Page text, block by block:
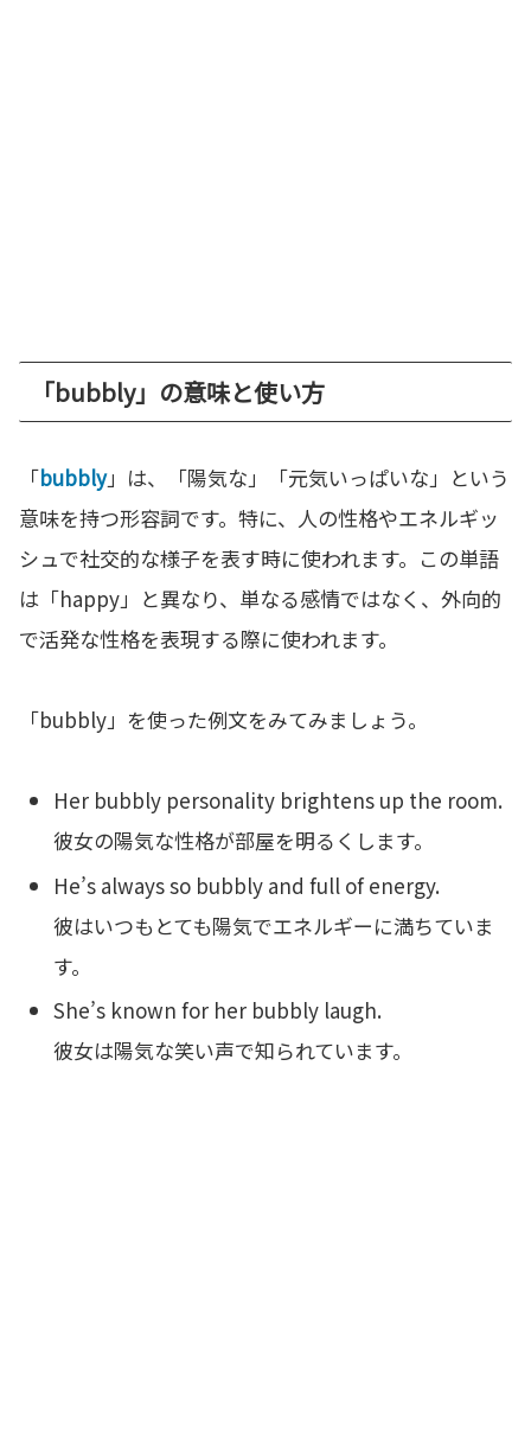
「bubbly」の意味と使い方
「bubbly」は、「陽気な」「元気いっぱいな」という
意味を持つ形容詞です。特に、人の性格やエネルギッ
シュで社交的な様子を表す時に使われます。この単語
は「happy」と異なり、単なる感情ではなく、外向的
で活発な性格を表現する際に使われます。
「bubbly」を使った例文をみてみましょう。
Her bubbly personality brightens up the room.
彼女の陽気な性格が部屋を明るくします。
He’s always so bubbly and full of energy.
彼はいつもとても陽気でエネルギーに満ちていま
す。
She’s known for her bubbly laugh.
彼女は陽気な笑い声で知られています。